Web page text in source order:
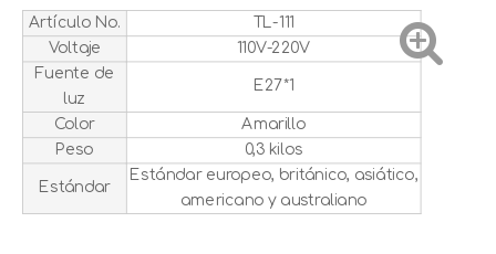
Artículo No. TL-111
Voltaje 110V-220V
Fuente de
luz
E27*1
Color Amarillo
Peso 0,3 kilos
Estándar
Estándar europeo, británico, asiático,
americano y australiano